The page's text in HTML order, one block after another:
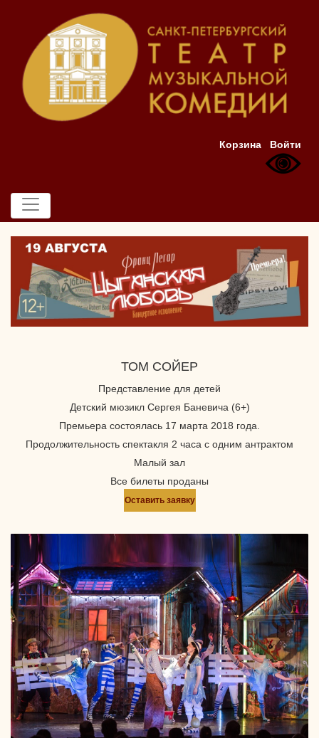
Корзина Войти
ТОМ СОЙЕР
Представление для детей
Детский мюзикл Сергея Баневича (6+)
Премьера состоялась 17 марта 2018 года.
Продолжительность спектакля 2 часа с одним антрактом
Малый зал
Все билеты проданы
Оставить заявку